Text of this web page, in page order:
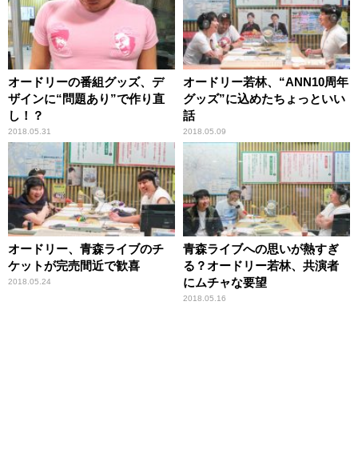
オードリーの番組グッズ、デ
ザインに“問題あり”で作り直
し！？
2018.05.31
オードリー若林、“ANN10周年
グッズ”に込めたちょっといい
話
2018.05.09
オードリー、青森ライブのチ
ケットが完売間近で歓喜
2018.05.24
青森ライブへの思いが熱すぎ
る？オードリー若林、共演者
にムチャな要望
2018.05.16